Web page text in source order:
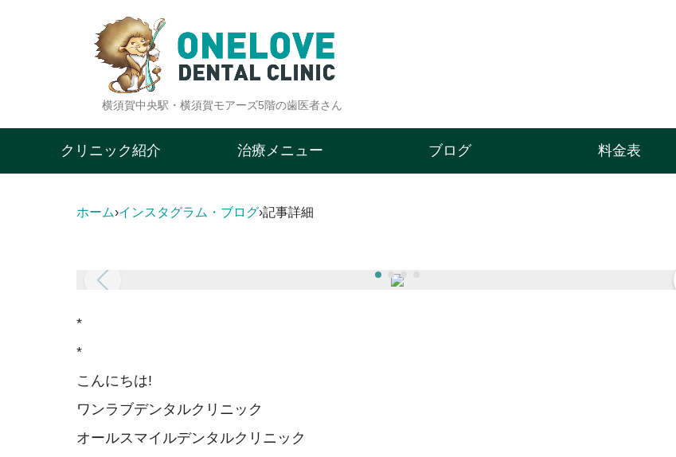
横須賀中央駅・横須賀モアーズ5階の歯医者さん
クリニック紹介 治療メニュー ブログ 料金表
ホーム›インスタグラム・ブログ›記事詳細
*
*
こんにちは!
ワンラブデンタルクリニック
オールスマイルデンタルクリニック